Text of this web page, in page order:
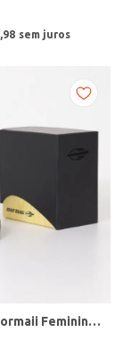
98
Relógio Mormaii Feminino PRATA